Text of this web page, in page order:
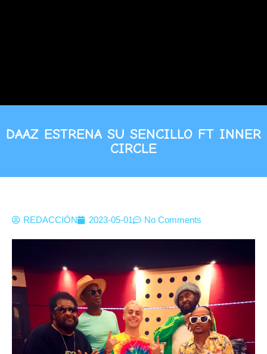
DAAZ ESTRENA SU SENCILLO FT INNER
CIRCLE
REDACCIÓN 2023-05-01 No Comments